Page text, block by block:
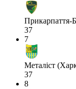
Прикарпаття-
37
7
Металіст
37
8